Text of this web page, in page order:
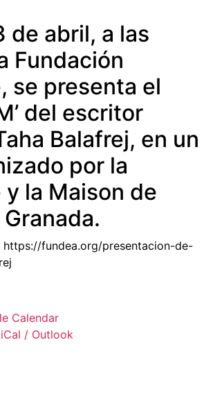
de abril, a las
Fundación
se presenta el
del escritor
Balafrej, en un
por la
y la Maison de
https://fundea.org/presentacion-de-
Calendar
/ Outlook